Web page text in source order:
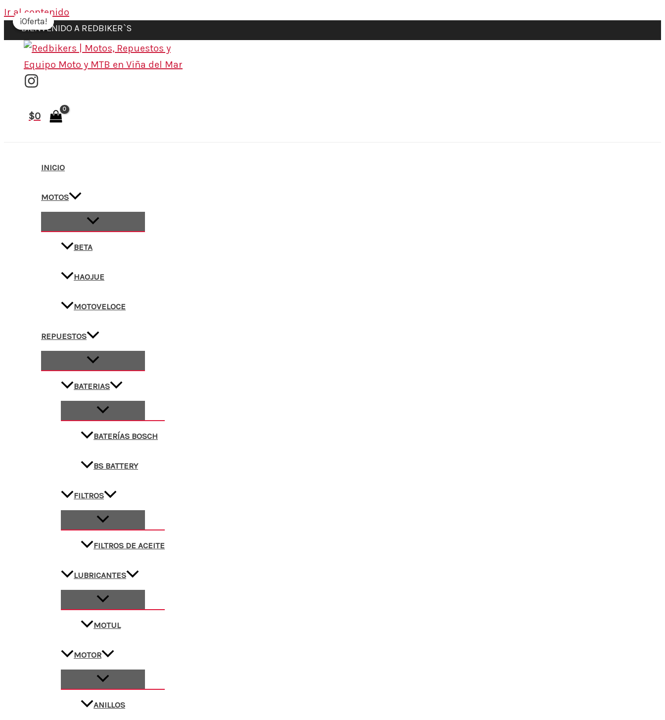
Ir al contenido
BIENVENIDO A REDBIKER`S
$0
INICIO
MOTOS
BETA
HAOJUE
MOTOVELOCE
REPUESTOS
BATERIAS
BATERÍAS BOSCH
BS BATTERY
FILTROS
FILTROS DE ACEITE
LUBRICANTES
MOTUL
MOTOR
ANILLOS
¡Oferta!
¡Oferta!